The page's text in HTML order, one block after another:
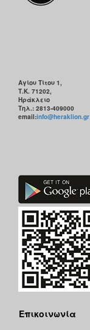
Αγίου Τίτου 1,
Τ.Κ. 71202,
Ηράκλειο
Τηλ.: 2813-409000
email:info@heraklion.gr
Επικοινωνία